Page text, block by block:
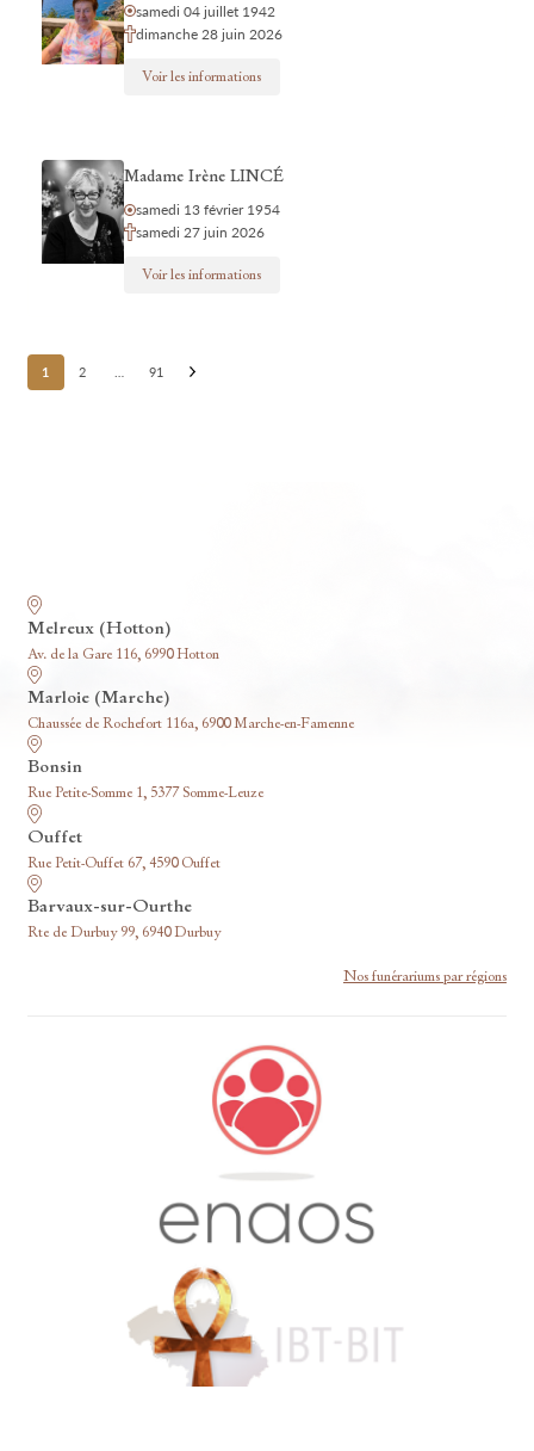
samedi 04 juillet 1942
dimanche 28 juin 2026
Voir les informations
Madame Irène LINCÉ
samedi 13 février 1954
samedi 27 juin 2026
Voir les informations
Posts
pagination
1 2 91
Melreux (Hotton)
Av. de la Gare 116, 6990 Hotton
Marloie (Marche)
Chaussée de Rochefort 116a, 6900 Marche-en-Famenne
Bonsin
Rue Petite-Somme 1, 5377 Somme-Leuze
Ouffet
Rue Petit-Ouffet 67, 4590 Ouffet
Barvaux-sur-Ourthe
Rte de Durbuy 99, 6940 Durbuy
Nos funérariums par régions